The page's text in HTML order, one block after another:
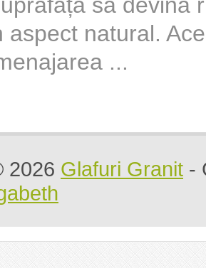
aspect natural.
...
2026 Glafuri Granit -